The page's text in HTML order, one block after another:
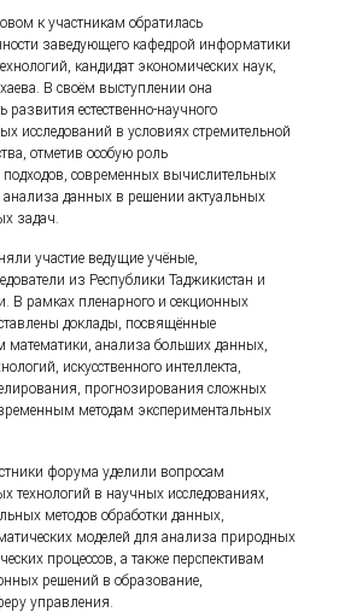
к участникам обратилась
заведующего кафедрой информатики
кандидат экономических наук,
В своём выступлении она
развития естественно-научного
исследований в условиях стремительной
отметив особую роль
современных вычислительных
анализа данных в решении актуальных
задач.
участие ведущие учёные,
из Республики Таджикистан и
В рамках пленарного и секционных
доклады, посвящённые
математики, анализа больших данных,
искусственного интеллекта,
прогнозирования сложных
методам экспериментальных
форума уделили вопросам
технологий в научных исследованиях,
методов обработки данных,
моделей для анализа природных
процессов, а также перспективам
решений в образование,
управления.